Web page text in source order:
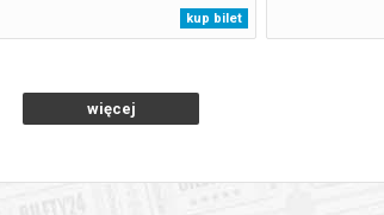
kup bilet
więcej